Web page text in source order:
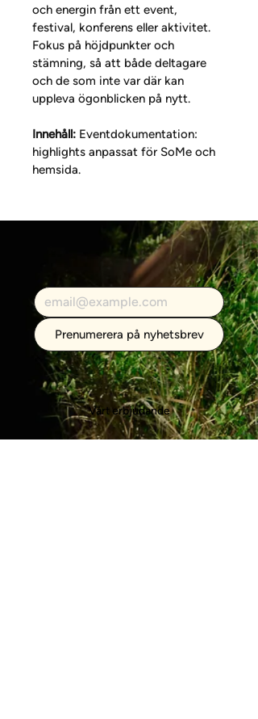
och energin från ett event,
festival, konferens eller aktivitet.
Fokus på höjdpunkter och
stämning, så att både deltagare
och de som inte var där kan
uppleva ögonblicken på nytt.
Innehåll: Eventdokumentation:
highlights anpassat för SoMe och
hemsida.
Prenumerera på nyhetsbrev
Vårt erbjudande